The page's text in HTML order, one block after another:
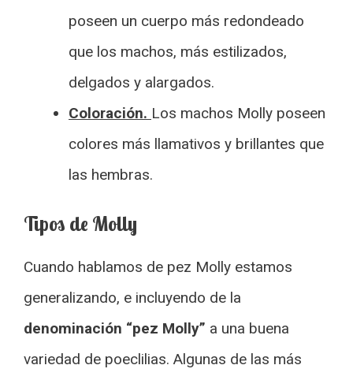
poseen un cuerpo más redondeado
que los machos, más estilizados,
delgados y alargados.
Coloración. Los machos Molly poseen
colores más llamativos y brillantes que
las hembras.
Tipos de Molly
Cuando hablamos de pez Molly estamos
generalizando, e incluyendo de la
denominación “pez Molly” a una buena
variedad de poeclilias. Algunas de las más